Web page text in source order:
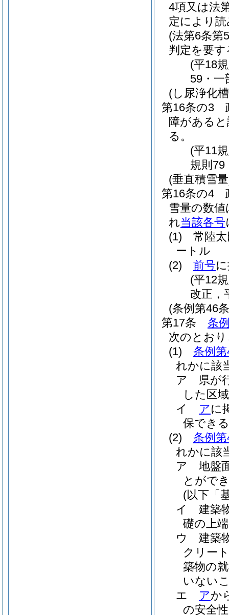
4項又は法
定により
(法第6条第
判定を要
(平18
59・一
(し尿浄化
第16条の3
障がある
る。
(平11
規則79
(垂直積雪
第16条の4
雪量の数値
れ当該各号
(1)
常陸
ートル
(2)
前号
(平12
改正，
(条例第46
第17条
条
次のとお
(1)
条例
れかに該
ア
県が
した区
イ
アに
保でき
(2)
条例
れかに該
ア
地盤
とがで
(以下「
イ
建築
礎の上
ウ
建築
クリー
築物の
いない
エ
アか
の安全